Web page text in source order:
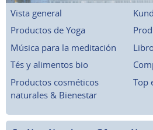
Vista general
Productos de Yoga
Música para la meditación
Tés y alimentos bio
Productos cosméticos
naturales & Bienestar
Top